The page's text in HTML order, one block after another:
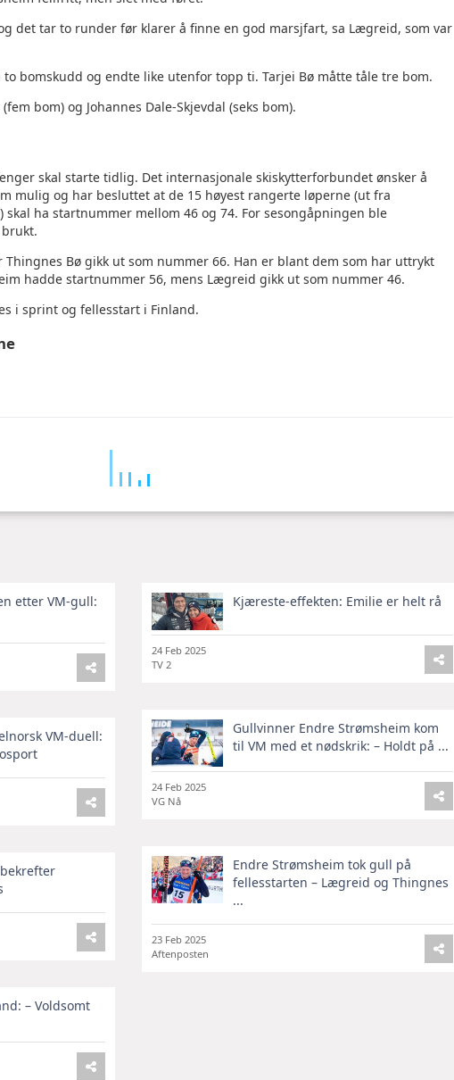
det tar to runder før klarer å finne en god marsjfart, sa Lægreid, som var
to bomskudd og endte like utenfor topp ti. Tarjei Bø måtte tåle tre bom.
bom) og Johannes Dale-Skjevdal (seks bom).
skal starte tidlig. Det internasjonale skiskytterforbundet ønsker å
mulig og har besluttet at de 15 høyest rangerte løperne (ut fra
ha startnummer mellom 46 og 74. For sesongåpningen ble
Bø gikk ut som nummer 66. Han er blant dem som har uttrykt
hadde startnummer 56, mens Lægreid gikk ut som nummer 46.
i sprint og fellesstart i Finland.
etter VM-gull:
Kjæreste-effekten: Emilie er helt rå
24 Feb 2025
TV 2
Gullvinner Endre Strømsheim kom
til VM med et nødskrik: – Holdt på ...
24 Feb 2025
VG Nå
VM-duell:
Endre Strømsheim tok gull på
fellesstarten – Lægreid og Thingnes
...
23 Feb 2025
Aftenposten
– Voldsomt